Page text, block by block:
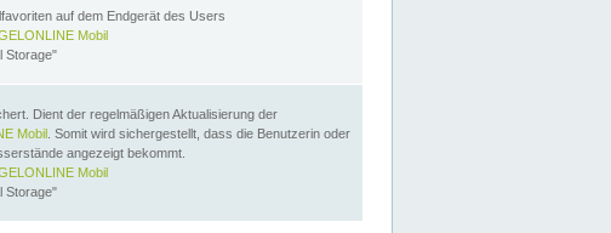
auf dem Endgerät des Users
Mobil
Storage"
Dient der regelmäßigen Aktualisierung der
Mobil . Somit wird sichergestellt, dass die Benutzerin oder
angezeigt bekommt.
Mobil
Storage"